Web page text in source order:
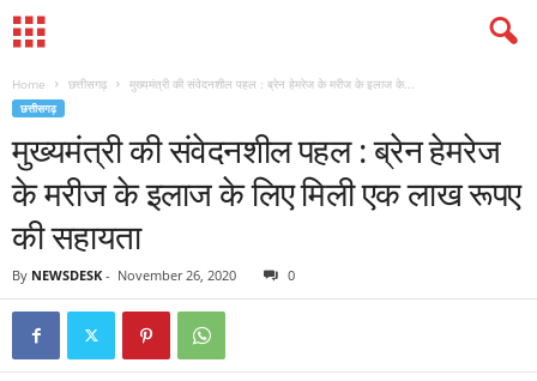
Home छत्तीसगढ़ मुख्यमंत्री की संवेदनशील पहल : ब्रेन हेमरेज के मरीज के इलाज के...
छत्तीसगढ़
मुख्यमंत्री की संवेदनशील पहल : ब्रेन हेमरेज
के मरीज के इलाज के लिए मिली एक लाख रूपए
की सहायता
By NEWSDESK - November 26, 2020 0